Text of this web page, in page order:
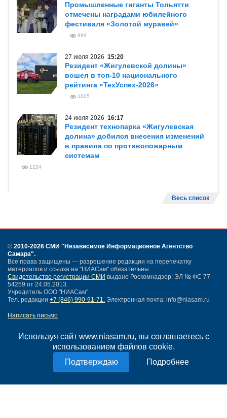
Используя сайт www.niasam.ru, вы соглашаетесь с
использованием файлов cookie.
Подробнее
Промышленные гиганты Тольятти
отмечены наградами юбилейного
фестиваля «Золотой муравей»
999
27 июля 2026 15:20
Резидент «Жигулевской долины»
вошел в топ-10 национального
рейтинга «ТехУспех-2026»
1005
24 июля 2026 16:17
Резидент технопарка «Жигулевская
долина» добился внесения изменений
в правила по противопожарным
системам
1224
Весь список
© 2010-2026 СМИ "Независимое Информационное Агентство
Самара".
Все права защищены — разрешение редакции на перепечатку
материалов и ссылка на "НИАСам" обязательны.
Свидетельство регистрации СМИ выдано Роскомнадзор: ЭЛ № ФС 77 -
54259 от 24.05.2013.
Учредитель ООО "НИАСам".
Тел. редакции +7 (846) 990-91-71. Электронная почта: info@niasam.ru
Написать письмо
Нашли ошибку?
Политика конфиденциальности